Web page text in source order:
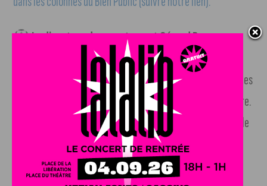
Le directeur du recrutement Gérard Bonneau
quitte son poste au DFCO, d’un commun accord avec le
club. Gérard Bonneau prend sa part de responsabilité pour les
résultats décevants de l’équipe en Ligue 2 la saison dernière.
Jean-Patrick Morel et Yohann Rivière composeront la cellule
de recrutement.